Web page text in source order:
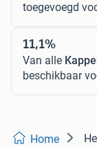
toegevoegd
11,1%
Van alle
beschikbaar
Home